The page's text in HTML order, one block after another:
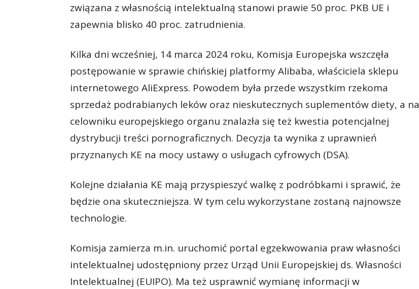
związana z własnością intelektualną stanowi prawie 50 proc. PKB UE i
zapewnia blisko 40 proc. zatrudnienia.
Kilka dni wcześniej, 14 marca 2024 roku, Komisja Europejska wszczęła
postępowanie w sprawie chińskiej platformy Alibaba, właściciela sklepu
internetowego AliExpress. Powodem była przede wszystkim rzekoma
sprzedaż podrabianych leków oraz nieskutecznych suplementów diety, a na
celowniku europejskiego organu znalazła się też kwestia potencjalnej
dystrybucji treści pornograficznych. Decyzja ta wynika z uprawnień
przyznanych KE na mocy ustawy o usługach cyfrowych (DSA).
Kolejne działania KE mają przyspieszyć walkę z podróbkami i sprawić, że
będzie ona skuteczniejsza. W tym celu wykorzystane zostaną najnowsze
technologie.
Komisja zamierza m.in. uruchomić portal egzekwowania praw własności
intelektualnej udostępniony przez Urząd Unii Europejskiej ds. Własności
Intelektualnej (EUIPO). Ma też usprawnić wymianę informacji w